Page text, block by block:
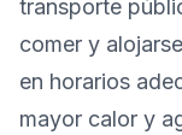
transporte
comer y
en horarios
mayor calor y